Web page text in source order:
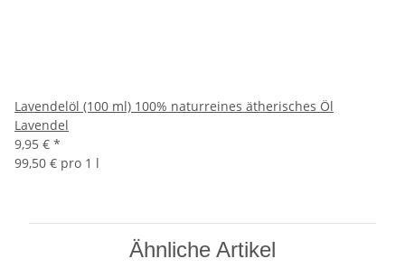
Lavendelöl (100 ml) 100% naturreines ätherisches Öl
Lavendel
9,95 € *
99,50 € pro 1 l
Ähnliche Artikel